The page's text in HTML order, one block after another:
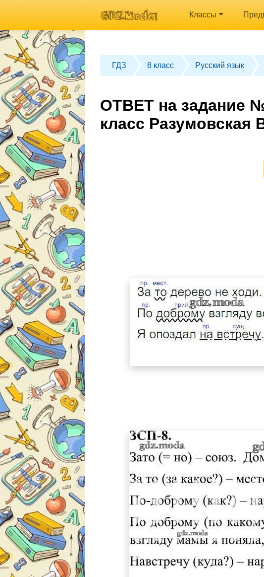
Классы
ГДЗ 8 класс Русский язык
ОТВЕТ на задание
класс Разумовская